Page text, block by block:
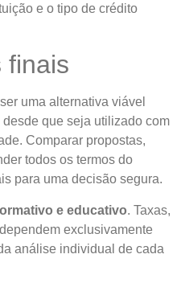
e o tipo de crédito
finais
uma alternativa viável
que seja utilizado com
Comparar propostas,
todos os termos do
para uma decisão segura.
e educativo. Taxas,
exclusivamente
análise individual de cada